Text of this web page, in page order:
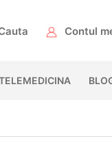
Contul